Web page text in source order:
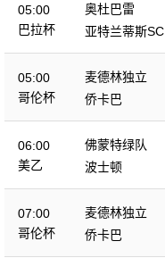
05:00
巴拉杯
奥杜巴雷
亚特兰蒂斯SC
05:00
哥伦杯
麦德林独立
侨卡巴
06:00
美乙
佛蒙特绿队
波士顿
07:00
哥伦杯
麦德林独立
侨卡巴